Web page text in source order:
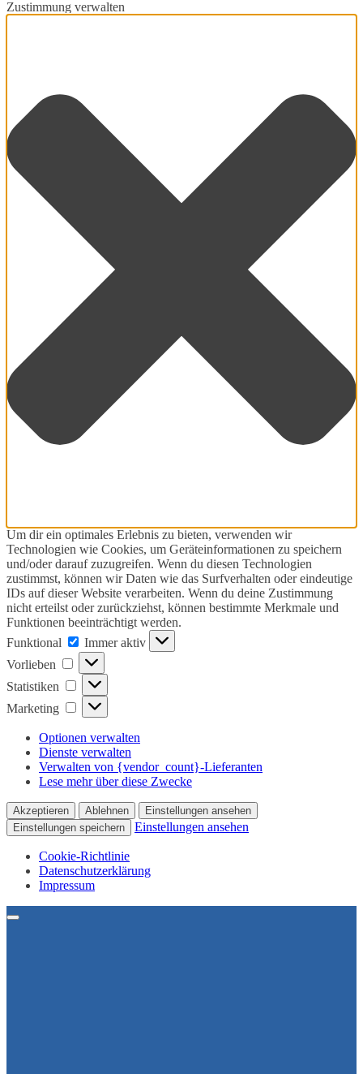
Zustimmung verwalten
Um dir ein optimales Erlebnis zu bieten, verwenden wir
Technologien wie Cookies, um Geräteinformationen zu speichern
und/oder darauf zuzugreifen. Wenn du diesen Technologien
zustimmst, können wir Daten wie das Surfverhalten oder eindeutige
IDs auf dieser Website verarbeiten. Wenn du deine Zustimmung
nicht erteilst oder zurückziehst, können bestimmte Merkmale und
Funktionen beeinträchtigt werden.
Funktional
Funktional
Immer aktiv
Vorlieben
Vorlieben
Statistiken Statistiken
Marketing Marketing
Optionen verwalten
Dienste verwalten
Verwalten von {vendor_count}-Lieferanten
Lese mehr über diese Zwecke
Akzeptieren Ablehnen
Einstellungen ansehen
Einstellungen speichern
Einstellungen ansehen
Cookie-Richtlinie
Datenschutzerklärung
Impressum
Menu